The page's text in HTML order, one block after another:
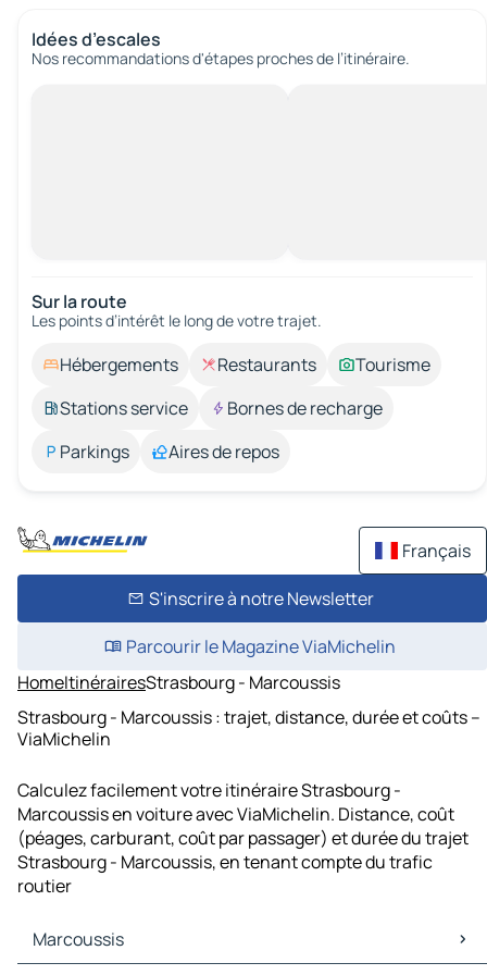
Idées d’escales
Nos recommandations d'étapes proches de l’itinéraire.
Sur la route
Les points d’intérêt le long de votre trajet.
Hébergements Restaurants
Tourisme
Stations service
Bornes de recharge
Parkings
Aires de repos
Français
S'inscrire à notre Newsletter
Parcourir le Magazine ViaMichelin
HomeItinérairesStrasbourg - Marcoussis
Strasbourg - Marcoussis : trajet, distance, durée et coûts –
ViaMichelin
Calculez facilement votre itinéraire Strasbourg -
Marcoussis en voiture avec ViaMichelin. Distance, coût
(péages, carburant, coût par passager) et durée du trajet
Strasbourg - Marcoussis, en tenant compte du trafic
routier
Marcoussis